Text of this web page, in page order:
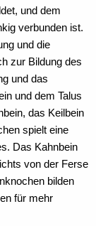
und dem
verbunden ist.
und die
zur Bildung des
und das
und dem Talus
das Keilbein
spielt eine
Das Kahnbein
von der Ferse
bilden
für mehr